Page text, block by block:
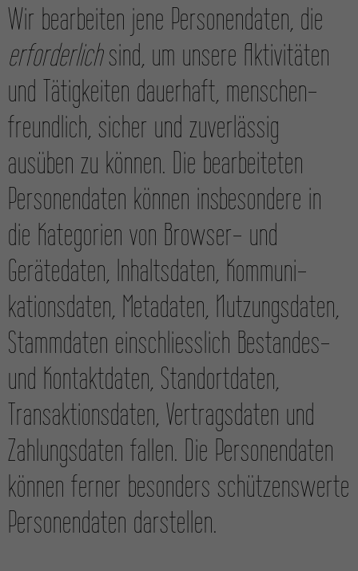
Wir bearbeiten jene Personen­daten, die
erforderlichsind, um unsere Aktivitäten
und Tätig­keiten dauerhaft, menschen­
freundlich, sicher und zuverlässig
ausüben zu können. Die bearbeiteten
Personen­daten können insbesondere in
die Kategorien von Browser- und
Gerätedaten, Inhalts­daten, Kommuni­
kations­daten, Meta­daten, Nutzungs­daten,
Stamm­daten einschliesslich Bestandes-
und Kontakt­daten, Standort­daten,
Transaktions­daten, Vertrags­daten und
Zahlungs­daten fallen. Die Personen­daten
können ferner besonders schützens­werte
Personen­daten darstellen.